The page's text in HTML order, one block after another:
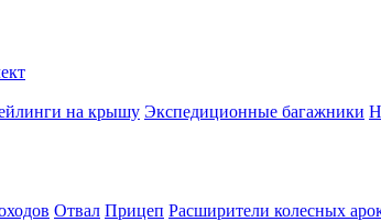
на крышу Экспедиционные багажники
Отвал Прицеп Расширители колесных